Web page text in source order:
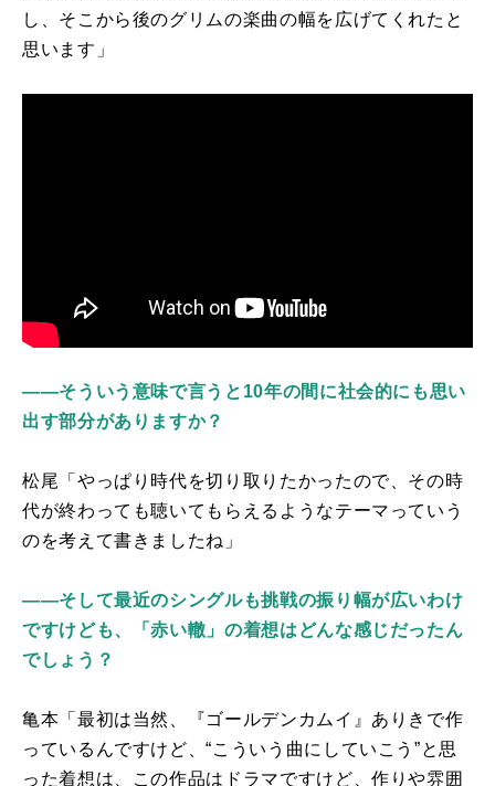
し、そこから後のグリムの楽曲の幅を広げてくれたと
思います」
――そういう意味で言うと10年の間に社会的にも思い
出す部分がありますか？
松尾「やっぱり時代を切り取りたかったので、その時
代が終わっても聴いてもらえるようなテーマっていう
のを考えて書きましたね」
――そして最近のシングルも挑戦の振り幅が広いわけ
ですけども、「赤い轍」の着想はどんな感じだったん
でしょう？
亀本「最初は当然、『ゴールデンカムイ』ありきで作
っているんですけど、“こういう曲にしていこう”と思
った着想は、この作品はドラマですけど、作りや雰囲